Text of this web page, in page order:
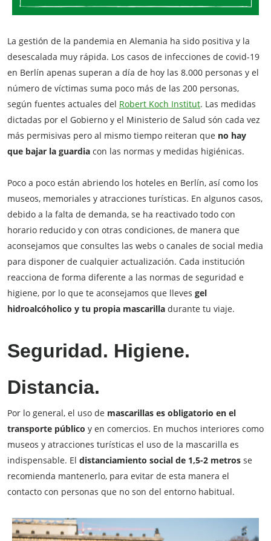
La gestión de la pandemia en Alemania ha sido positiva y la
desescalada muy rápida. Los casos de infecciones de covid-19
en Berlín apenas superan a día de hoy las 8.000 personas y el
número de víctimas suma poco más de las 200 personas,
según fuentes actuales del Robert Koch Institut. Las medidas
dictadas por el Gobierno y el Ministerio de Salud són cada vez
más permisivas pero al mismo tiempo reiteran que no hay
que bajar la guardia con las normas y medidas higiénicas.
Poco a poco están abriendo los hoteles en Berlín, así como los
museos, memoriales y atracciones turísticas. En algunos casos,
debido a la falta de demanda, se ha reactivado todo con
horario reducido y con otras condiciones, de manera que
aconsejamos que consultes las webs o canales de social media
para disponer de cualquier actualización. Cada institución
reacciona de forma diferente a las normas de seguridad e
higiene, por lo que te aconsejamos que lleves gel
hidroalcóholico y tu propia mascarilla durante tu viaje.
Seguridad. Higiene.
Distancia.
Por lo general, el uso de mascarillas es obligatorio en el
transporte público y en comercios. En muchos interiores como
museos y atracciones turísticas el uso de la mascarilla es
indispensable. El distanciamiento social de 1,5-2 metros se
recomienda mantenerlo, para evitar de esta manera el
contacto con personas que no son del entorno habitual.